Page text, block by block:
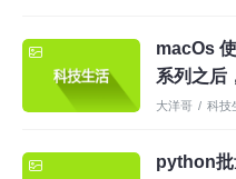
macOs
系列之后
大洋哥 / 科技
python批